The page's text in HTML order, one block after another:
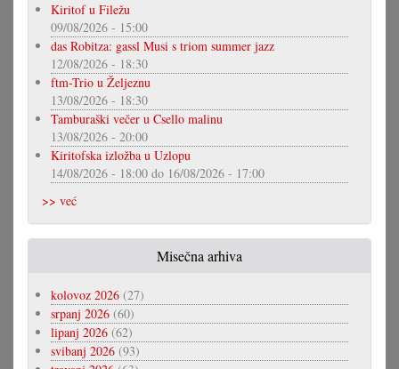
Kiritof u Filežu
09/08/2026 - 15:00
das Robitza: gassl Musi s triom summer jazz
12/08/2026 - 18:30
ftm-Trio u Željeznu
13/08/2026 - 18:30
Tamburaški večer u Csello malinu
13/08/2026 - 20:00
Kiritofska izložba u Uzlopu
14/08/2026 - 18:00 do 16/08/2026 - 17:00
>> već
Misečna arhiva
kolovoz 2026 (27)
srpanj 2026 (60)
lipanj 2026 (62)
svibanj 2026 (93)